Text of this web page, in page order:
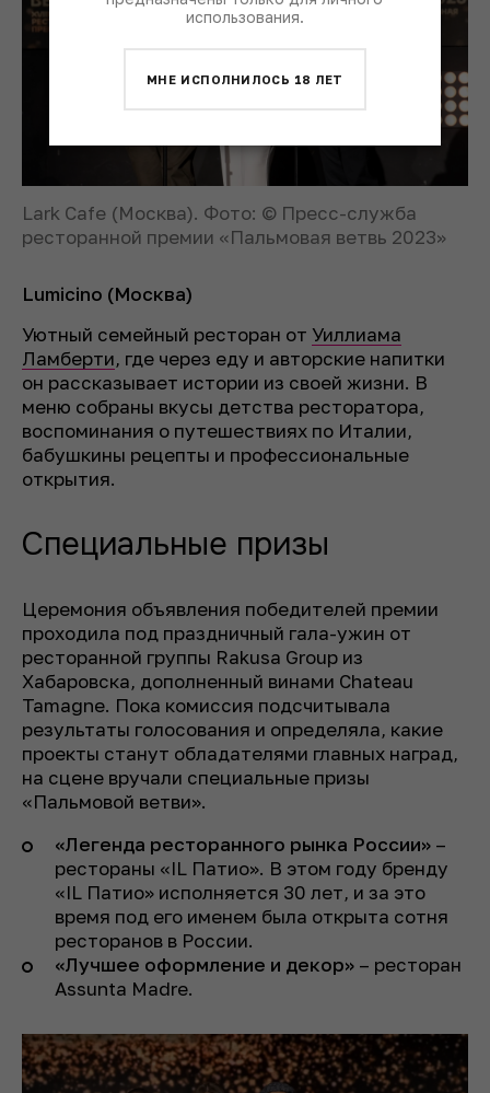
Lark Cafe (Москва). Фото: © Пресс-служба
ресторанной премии «Пальмовая ветвь 2023»
Lumicino (Москва)
Уютный семейный ресторан от Уиллиама
Ламберти, где через еду и авторские напитки
он рассказывает истории из своей жизни. В
меню собраны вкусы детства ресторатора,
воспоминания о путешествиях по Италии,
бабушкины рецепты и профессиональные
открытия.
Специальные призы
Церемония объявления победителей премии
проходила под праздничный гала-ужин от
ресторанной группы Rakusa Group из
Хабаровска, дополненный винами Chateau
Tamagne. Пока комиссия подсчитывала
результаты голосования и определяла, какие
проекты станут обладателями главных наград,
на сцене вручали специальные призы
«Пальмовой ветви».
«Легенда ресторанного рынка России» –
рестораны «IL Патио». В этом году бренду
«IL Патио» исполняется 30 лет, и за это
время под его именем была открыта сотня
ресторанов в России.
«Лучшее оформление и декор» – ресторан
Assunta Madre.
использования.
МНЕ ИСПОЛНИЛОСЬ 18 ЛЕТ